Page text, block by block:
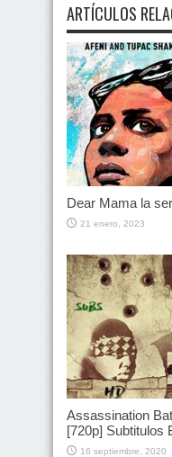
ARTÍCULOS
Dear Mama la
21 enero, 2023
Assassination
[720p] Subtitulos
16 septiembre, 2020